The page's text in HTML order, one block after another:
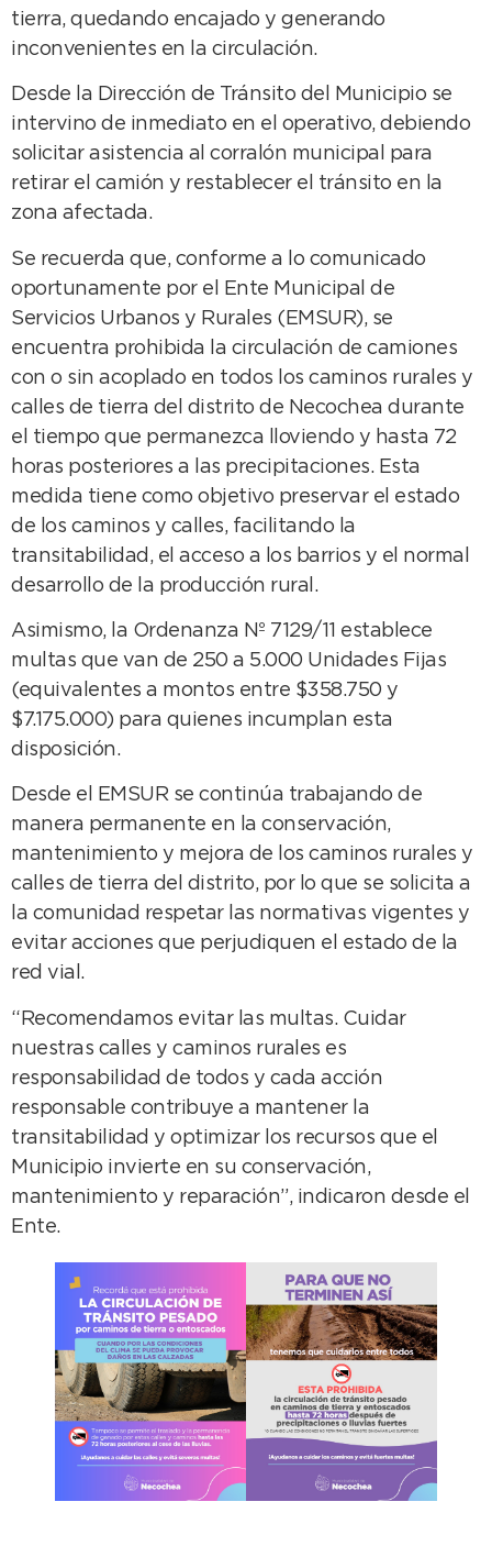
tierra, quedando encajado y generando
inconvenientes en la circulación.
Desde la Dirección de Tránsito del Municipio se
intervino de inmediato en el operativo, debiendo
solicitar asistencia al corralón municipal para
retirar el camión y restablecer el tránsito en la
zona afectada.
Se recuerda que, conforme a lo comunicado
oportunamente por el Ente Municipal de
Servicios Urbanos y Rurales (EMSUR), se
encuentra prohibida la circulación de camiones
con o sin acoplado en todos los caminos rurales y
calles de tierra del distrito de Necochea durante
el tiempo que permanezca lloviendo y hasta 72
horas posteriores a las precipitaciones. Esta
medida tiene como objetivo preservar el estado
de los caminos y calles, facilitando la
transitabilidad, el acceso a los barrios y el normal
desarrollo de la producción rural.
Asimismo, la Ordenanza Nº 7129/11 establece
multas que van de 250 a 5.000 Unidades Fijas
(equivalentes a montos entre $358.750 y
$7.175.000) para quienes incumplan esta
disposición.
Desde el EMSUR se continúa trabajando de
manera permanente en la conservación,
mantenimiento y mejora de los caminos rurales y
calles de tierra del distrito, por lo que se solicita a
la comunidad respetar las normativas vigentes y
evitar acciones que perjudiquen el estado de la
red vial.
“Recomendamos evitar las multas. Cuidar
nuestras calles y caminos rurales es
responsabilidad de todos y cada acción
responsable contribuye a mantener la
transitabilidad y optimizar los recursos que el
Municipio invierte en su conservación,
mantenimiento y reparación”, indicaron desde el
Ente.